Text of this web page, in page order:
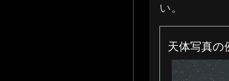
い。
天体写真の